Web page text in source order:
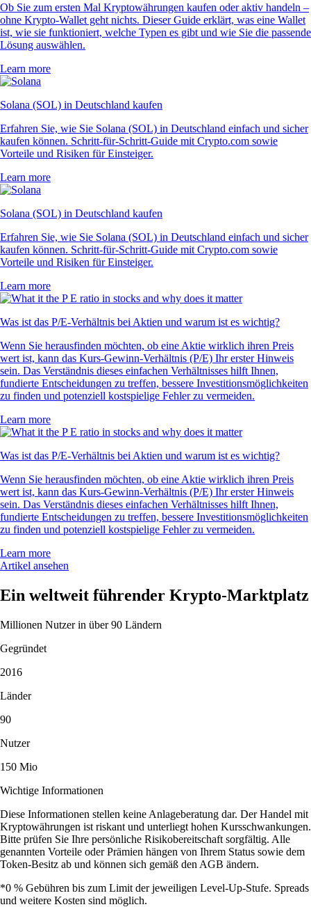
Ob Sie zum ersten Mal Kryptowährungen kaufen oder aktiv handeln –
ohne Krypto-Wallet geht nichts. Dieser Guide erklärt, was eine Wallet
ist, wie sie funktioniert, welche Typen es gibt und wie Sie die passende
Lösung auswählen.
Learn more
Solana (SOL) in Deutschland kaufen
Erfahren Sie, wie Sie Solana (SOL) in Deutschland einfach und sicher
kaufen können. Schritt-für-Schritt-Guide mit Crypto.com sowie
Vorteile und Risiken für Einsteiger.
Learn more
Solana (SOL) in Deutschland kaufen
Erfahren Sie, wie Sie Solana (SOL) in Deutschland einfach und sicher
kaufen können. Schritt-für-Schritt-Guide mit Crypto.com sowie
Vorteile und Risiken für Einsteiger.
Learn more
Was ist das P/E-Verhältnis bei Aktien und warum ist es wichtig?
Wenn Sie herausfinden möchten, ob eine Aktie wirklich ihren Preis
wert ist, kann das Kurs-Gewinn-Verhältnis (P/E) Ihr erster Hinweis
sein. Das Verständnis dieses einfachen Verhältnisses hilft Ihnen,
fundierte Entscheidungen zu treffen, bessere Investitionsmöglichkeiten
zu finden und potenziell kostspielige Fehler zu vermeiden.
Learn more
Was ist das P/E-Verhältnis bei Aktien und warum ist es wichtig?
Wenn Sie herausfinden möchten, ob eine Aktie wirklich ihren Preis
wert ist, kann das Kurs-Gewinn-Verhältnis (P/E) Ihr erster Hinweis
sein. Das Verständnis dieses einfachen Verhältnisses hilft Ihnen,
fundierte Entscheidungen zu treffen, bessere Investitionsmöglichkeiten
zu finden und potenziell kostspielige Fehler zu vermeiden.
Learn more
Artikel ansehen
Ein weltweit führender Krypto-Marktplatz
Millionen Nutzer in über 90 Ländern
Gegründet
2016
Länder
90
Nutzer
150 Mio
Wichtige Informationen
Diese Informationen stellen keine Anlageberatung dar. Der Handel mit
Kryptowährungen ist riskant und unterliegt hohen Kursschwankungen.
Bitte prüfen Sie Ihre persönliche Risikobereitschaft sorgfältig. Alle
genannten Vorteile oder Prämien hängen von Ihrem Status sowie dem
Token-Besitz ab und können sich gemäß den AGB ändern.
*0 % Gebühren bis zum Limit der jeweiligen Level-Up-Stufe. Spreads
und weitere Kosten sind möglich.